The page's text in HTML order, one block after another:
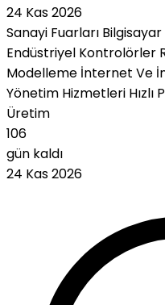
24 Kas 2026
Sanayi Fuarları
Endüstriyel Kontrolörler
Modelleme İnternet Ve
Yönetim Hizmetleri
Üretim
106
gün kaldı
24 Kas 2026